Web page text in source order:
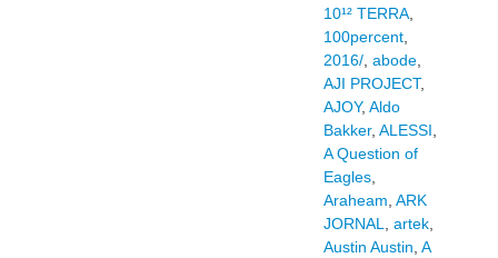
10¹² TERRA,
100percent,
2016/, abode,
AJI PROJECT,
AJOY, Aldo
Bakker, ALESSI,
A Question of
Eagles,
Araheam, ARK
JORNAL, artek,
Austin Austin, A